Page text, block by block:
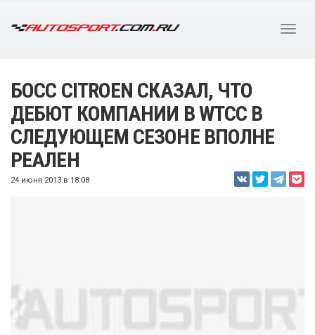
БОСС CITROEN СКАЗАЛ, ЧТО
ДЕБЮТ КОМПАНИИ В WTCC В
СЛЕДУЮЩЕМ СЕЗОНЕ ВПОЛНЕ
РЕАЛЕН
24 июня 2013 в 18:08